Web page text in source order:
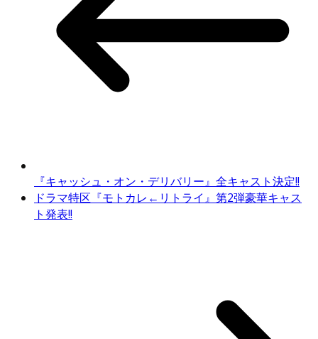
『キャッシュ・オン・デリバリー』全キャスト決定!!
ドラマ特区『モトカレ←リトライ』第2弾豪華キャス
ト発表!!